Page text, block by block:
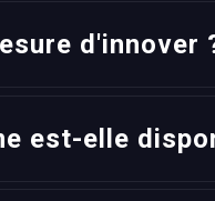
d'innover
est-elle